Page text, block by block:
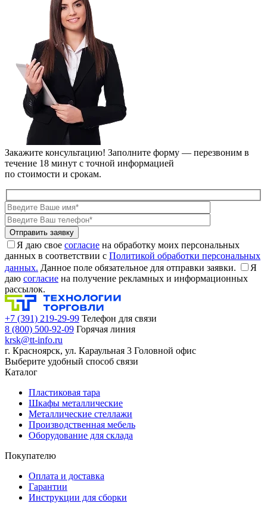
Закажите консультацию! Заполните форму — перезвоним в
течение 18 минут с точной информацией
по стоимости и срокам.
Я даю свое согласие на обработку моих персональных
данных в соответствии с Политикой обработки персональных
данных. Данное поле обязательное для отправки заявки.
Я
даю согласие на получение рекламных и информационных
рассылок.
+7 (391) 219-29-99 Телефон для связи
8 (800) 500-92-09 Горячая линия
krsk@tt-info.ru
г. Красноярск, ул. Караульная 3 Головной офис
Выберите удобный способ связи
Каталог
Пластиковая тара
Шкафы металлические
Металлические стеллажи
Производственная мебель
Оборудование для склада
Покупателю
Оплата и доставка
Гарантии
Инструкции для сборки